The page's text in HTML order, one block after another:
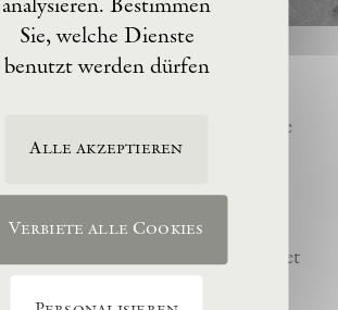
von Anselm Kiefer gegründete
–Kunststiftung hat es
gemacht, das künstlerische
Gründers Anselm Kiefer zu
Atelier La Ribaute für
zu erhalten. Sie widmet
und der Wertschätzung
Sie, welche Dienste
benutzt werden dürfen
Alle akzeptieren
Verbiete alle Cookies